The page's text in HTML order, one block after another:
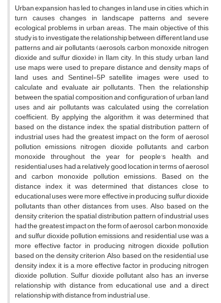
Urban expansion has led to changes in land use in cities, which in
turn causes changes in landscape patterns and severe
ecological problems in urban areas. The main objective of this
study is to investigate the relationship between different land use
patterns and air pollutants (aerosols, carbon monoxide, nitrogen
dioxide and sulfur dioxide) in Ilam city. In this study, urban land
use maps were used to prepare distance and density maps of
land uses, and Sentinel-5P satellite images were used to
calculate and evaluate air pollutants. Then, the relationship
between the spatial composition and configuration of urban land
uses and air pollutants was calculated using the correlation
coefficient. By applying the algorithm, it was determined that
based on the distance index, the spatial distribution pattern of
industrial uses had the greatest impact on the form of aerosol
pollution emissions, nitrogen dioxide pollutants, and carbon
monoxide throughout the year for people's health, and
residential uses had a relatively good location in terms of aerosol
and carbon monoxide pollution emissions. Based on the
distance index, it was determined that distances close to
educational uses were more effective in producing sulfur dioxide
pollutants than other distances from uses. Also, based on the
density criterion, the spatial distribution pattern of industrial uses
had the greatest impact on the form of aerosol, carbon monoxide,
and sulfur dioxide pollution emissions, and residential use was a
more effective factor in producing nitrogen dioxide pollution
based on the density criterion Also, based on the residential use
density index, it is a more effective factor in producing nitrogen
dioxide pollution. Sulfur dioxide pollutant also has an inverse
relationship with distance from educational use and a direct
relationship with distance from industrial use.